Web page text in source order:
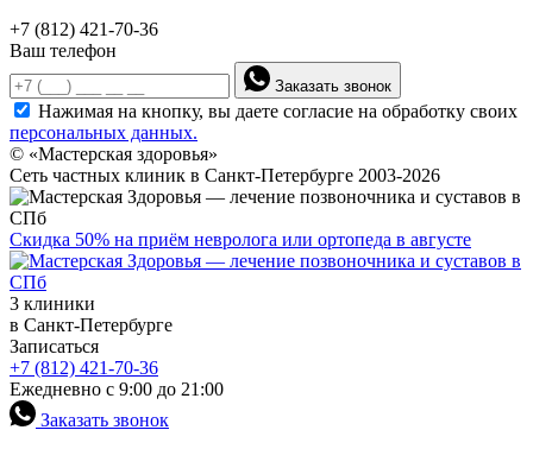
+7 (812) 421-70-36
Ваш телефон
Заказать звонок
Нажимая на кнопку, вы даете согласие на обработку своих
персональных данных.
© «Мастерская здоровья»
Сеть частных клиник в Санкт-Петербурге 2003-2026
Скидка 50% на приём невролога или ортопеда в августе
3 клиники
в Санкт-Петербурге
Записаться
+7 (812) 421-70-36
Ежедневно с 9:00 до 21:00
Заказать звонок